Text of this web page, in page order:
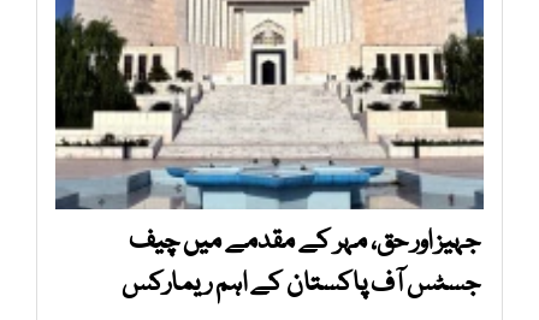
جہیز اور حق، مہر کے مقدمے میں چیف
جسٹس آف پاکستان کے اہم ریمارکس